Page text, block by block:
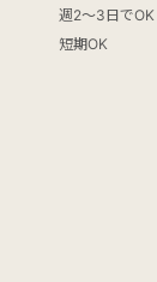
週2～3日でOK
短期OK